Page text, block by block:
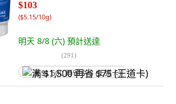
$103
($5.15/10g)
明天 8/8 (六) 預計送達
(291)
满 $1,500 再省 $75 (王道卡)